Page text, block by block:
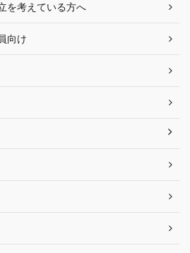
を考えている方へ
向け